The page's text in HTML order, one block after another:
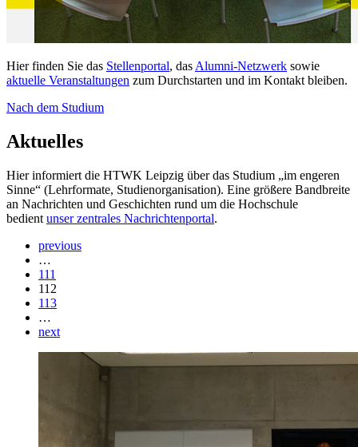
Hier finden Sie das Stellenportal, das Alumni-Netzwerk sowie
aktuelle Veranstaltungen zum Durchstarten und im Kontakt bleiben.
Nach dem Studium
Aktuelles
Hier informiert die HTWK Leipzig über das Studium „im engeren
Sinne“ (Lehrformate, Studienorganisation). Eine größere Bandbreite
an Nachrichten und Geschichten rund um die Hochschule
bedient unser zentrales Nachrichtenportal.
previous
…
111
112
113
…
next